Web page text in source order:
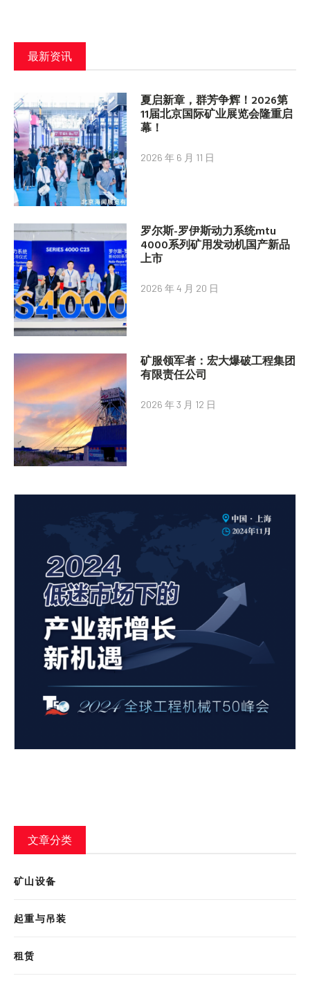
最新资讯
夏启新章，群芳争辉！2026第
11届北京国际矿业展览会隆重启
幕！
2026 年 6 月 11 日
罗尔斯-罗伊斯动力系统mtu
4000系列矿用发动机国产新品
上市
2026 年 4 月 20 日
矿服领军者：宏大爆破工程集团
有限责任公司
2026 年 3 月 12 日
文章分类
矿山设备
起重与吊装
租赁